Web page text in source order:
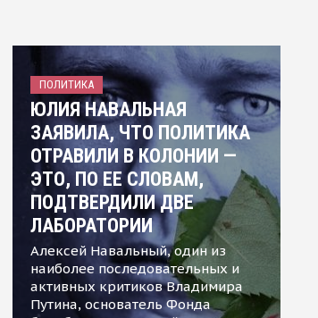
ПОЛИТИКА
ЮЛИЯ НАВАЛЬНАЯ
ЗАЯВИЛА, ЧТО ПОЛИТИКА
ОТРАВИЛИ В КОЛОНИИ —
ЭТО, ПО ЕЕ СЛОВАМ,
ПОДТВЕРДИЛИ ДВЕ
ЛАБОРАТОРИИ
Алексей Навальный, один из
наиболее последовательных и
активных критиков Владимира
Путина, основатель Фонда